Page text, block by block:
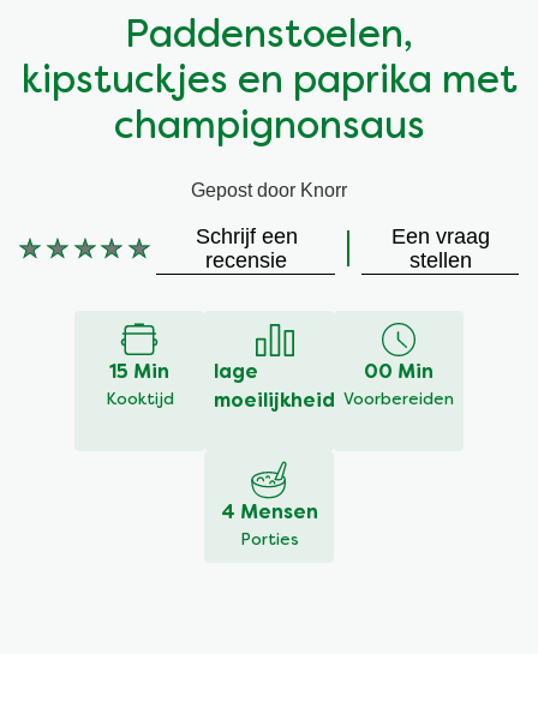
Vegetarisch
Ingrediënten
Gelegenheden
Groentewraps
Snackpots
Paddenstoelen,
kipstuckjes en paprika met
champignonsaus
Gepost door Knorr
Geen
Schrijf een
recensie
Een vraag
stellen
15 Min
Kooktijd
lage
moeilijkheid
00 Min
Voorbereiden
4 Mensen
Porties